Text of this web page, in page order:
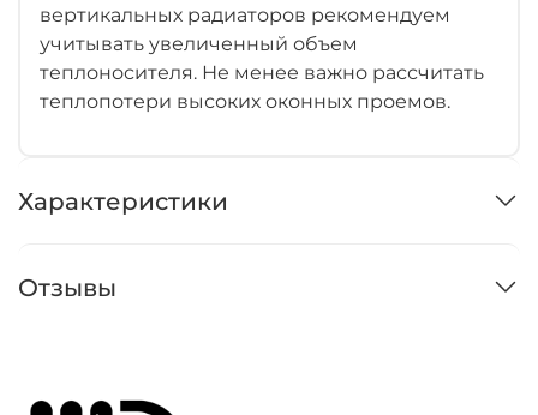
вертикальных радиаторов рекомендуем
учитывать увеличенный объем
теплоносителя. Не менее важно рассчитать
теплопотери высоких оконных проемов.
Характеристики
Отзывы